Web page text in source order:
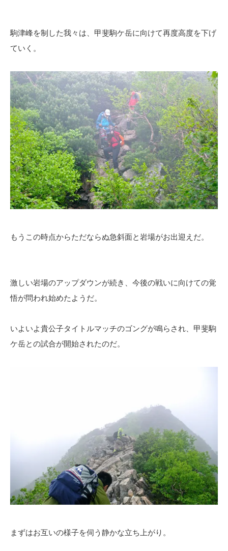
駒津峰を制した我々は、甲斐駒ケ岳に向けて再度高度を下げ
ていく。
もうこの時点からただならぬ急斜面と岩場がお出迎えだ。
激しい岩場のアップダウンが続き、今後の戦いに向けての覚
悟が問われ始めたようだ。
いよいよ貴公子タイトルマッチのゴングが鳴らされ、甲斐駒
ケ岳との試合が開始されたのだ。
まずはお互いの様子を伺う静かな立ち上がり。